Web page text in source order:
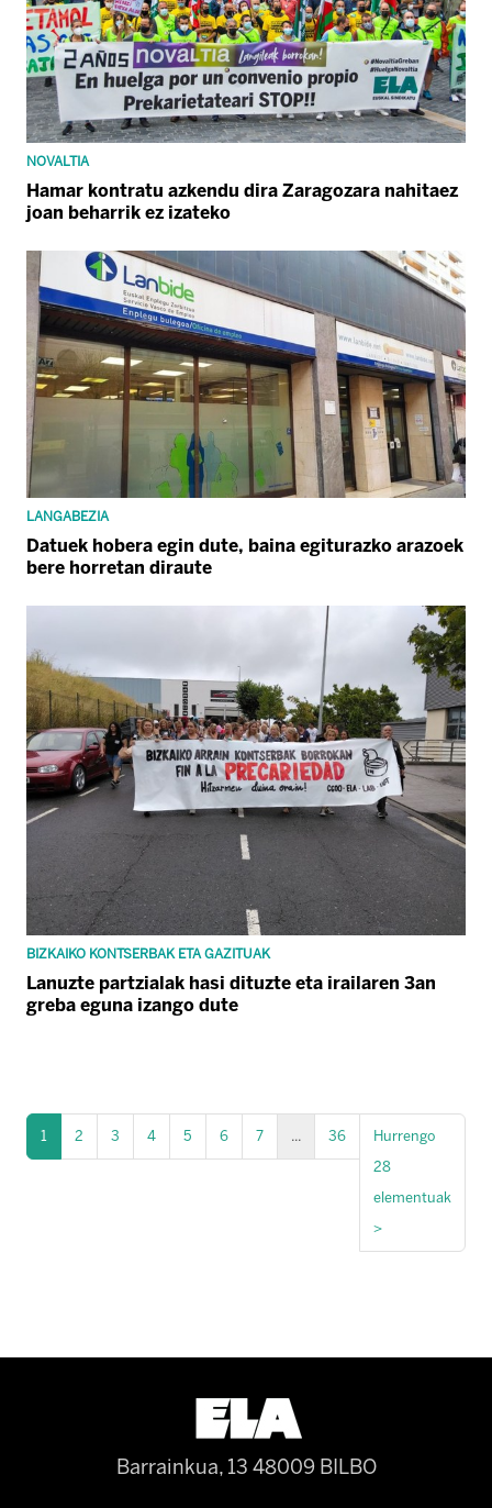
NOVALTIA
Hamar kontratu azkendu dira Zaragozara nahitaez
joan beharrik ez izateko
LANGABEZIA
Datuek hobera egin dute, baina egiturazko arazoek
bere horretan diraute
BIZKAIKO KONTSERBAK ETA GAZITUAK
Lanuzte partzialak hasi dituzte eta irailaren 3an
greba eguna izango dute
1 2 3 4 5 6 7 ... 36
Hurrengo
28
elementuak
>
Barrainkua, 13 48009 BILBO